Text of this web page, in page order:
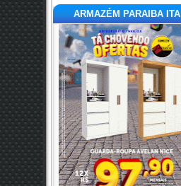
ARMAZÉM PARAIBA ITA